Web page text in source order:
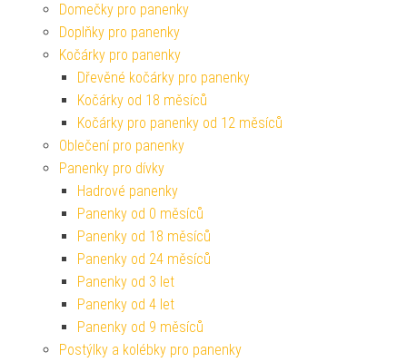
Domečky pro panenky
Doplňky pro panenky
Kočárky pro panenky
Dřevěné kočárky pro panenky
Kočárky od 18 měsíců
Kočárky pro panenky od 12 měsíců
Oblečení pro panenky
Panenky pro dívky
Hadrové panenky
Panenky od 0 měsíců
Panenky od 18 měsíců
Panenky od 24 měsíců
Panenky od 3 let
Panenky od 4 let
Panenky od 9 měsíců
Postýlky a kolébky pro panenky